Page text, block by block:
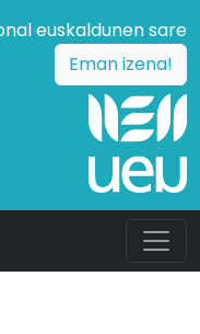
euskaldunen sare
Eman izena!